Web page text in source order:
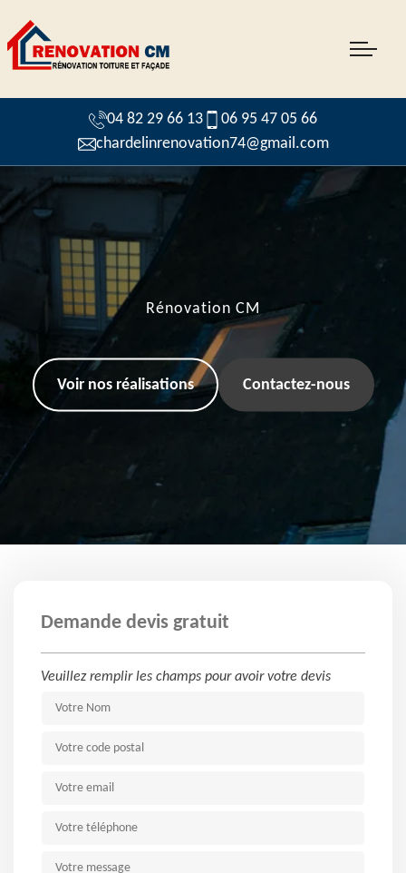
04 82 29 66 13
06 95 47 05 66
chardelinrenovation74@gmail.com
Rénovation CM
Voir nos réalisations Contactez-nous
Demande devis gratuit
Veuillez remplir les champs pour avoir votre devis